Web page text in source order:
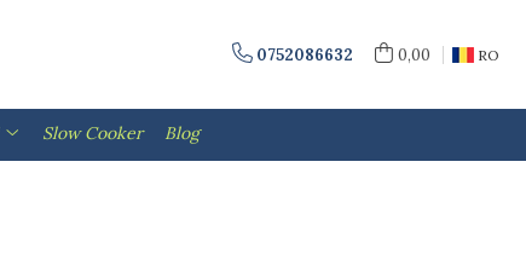
0752086632 0,00 RO
Slow Cooker Blog